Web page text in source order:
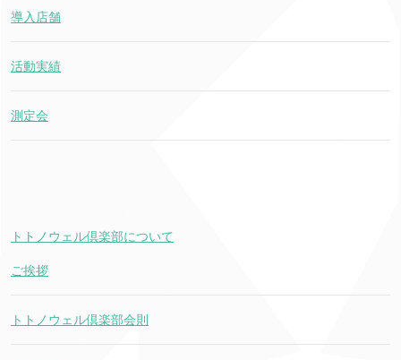
導入店舗
活動実績
測定会
トトノウェル倶楽部について
ご挨拶
トトノウェル倶楽部会則